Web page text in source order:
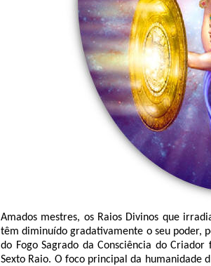
Amados mestres, os Raios Divinos que
têm diminuído gradativamente o seu poder,
do Fogo Sagrado da Consciência do
Sexto Raio. O foco principal da humanidade